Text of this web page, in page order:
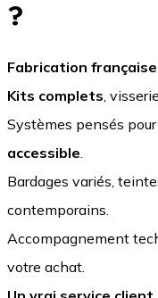
?
Fabrication française
Kits complets ,
Systèmes pensés
accessible
Bardages variés,
contemporains.
Accompagnement
votre achat.